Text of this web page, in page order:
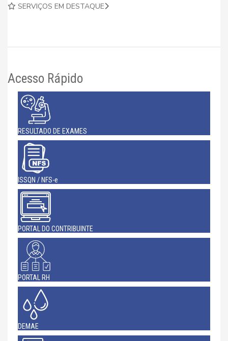
SERVIÇOS EM DESTAQUE
Acesso Rápido
RESULTADO DE EXAMES
ISSQN / NFS-e
PORTAL DO CONTRIBUINTE
PORTAL RH
DEMAE